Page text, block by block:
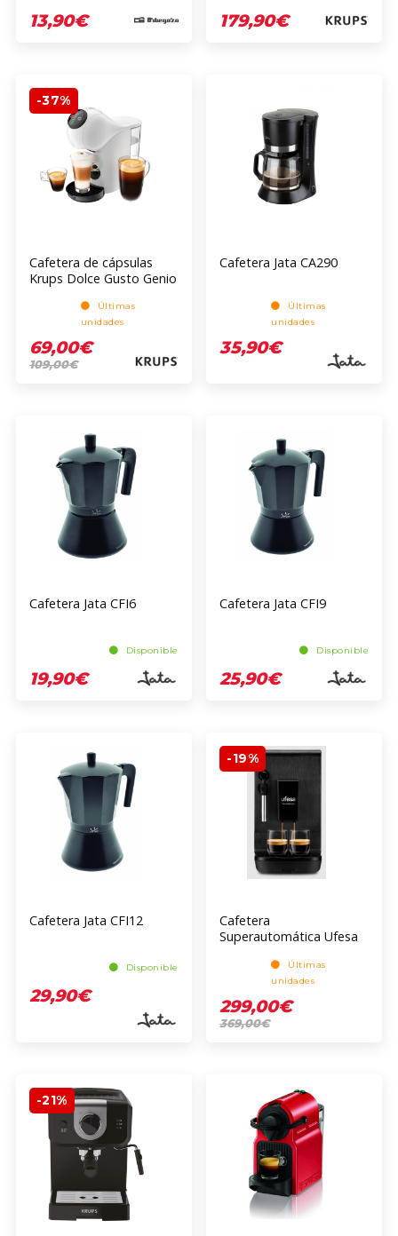
13,90€ 179,90€
-37%
Cafetera de cápsulas
Krups Dolce Gusto Genio
Últimas
unidades
69,00€
109,00€
Cafetera Jata CA290
Últimas
unidades
35,90€
Cafetera Jata CFI6
Disponible
19,90€
Cafetera Jata CFI9
Disponible
25,90€
Cafetera Jata CFI12
Disponible
29,90€
-19%
Cafetera
Superautomática Ufesa
Últimas
unidades
299,00€
369,00€
-21%